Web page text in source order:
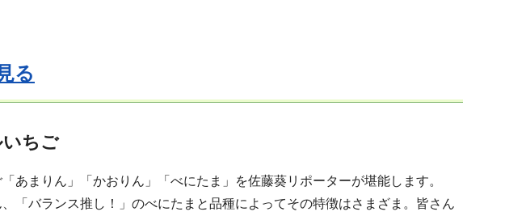
る
いちご
あまりん」「かおりん」「べにたま」を佐藤葵リポーターが堪能します。
「バランス推し！」のべにたまと品種によってその特徴はさまざま。皆さん